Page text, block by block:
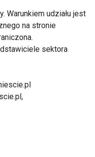
Warunkiem udziału jest
na stronie
sektora